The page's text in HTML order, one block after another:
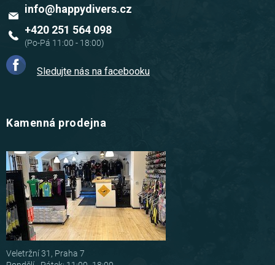
info@happydivers.cz
+420 251 564 098
Sledujte nás na facebooku
Kamenná prodejna
Veletržní 31, Praha 7